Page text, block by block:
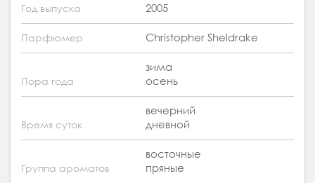
Год выпуска 2005
Парфюмер Christopher Sheldrake
Пора года
зима
осень
Время суток
вечерний
дневной
Группа ароматов
восточные
пряные